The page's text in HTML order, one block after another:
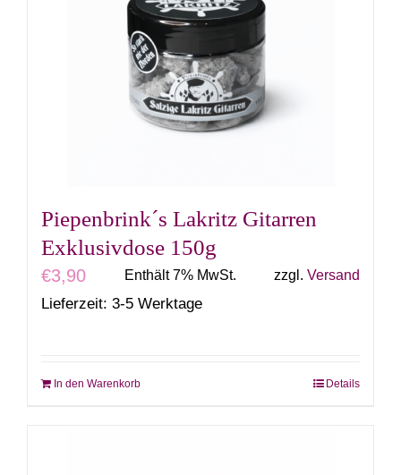
auf.
Die
Optionen
können
auf
werden
Piepenbrink´s Lakritz Gitarren
Exklusivdose 150g
€3,90 Enthält 7% MwSt. zzgl. Versand
Lieferzeit: 3-5 Werktage
In den Warenkorb Details